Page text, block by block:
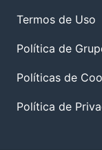
Termos de Uso
Política de
Políticas de
Política de